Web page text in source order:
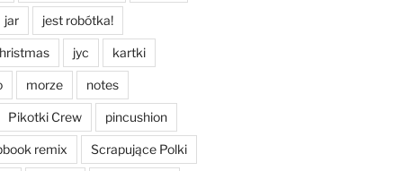
jar jest robótka!
jyc kartki
morze notes
Pikotki Crew pincushion
remix Scrapujące Polki